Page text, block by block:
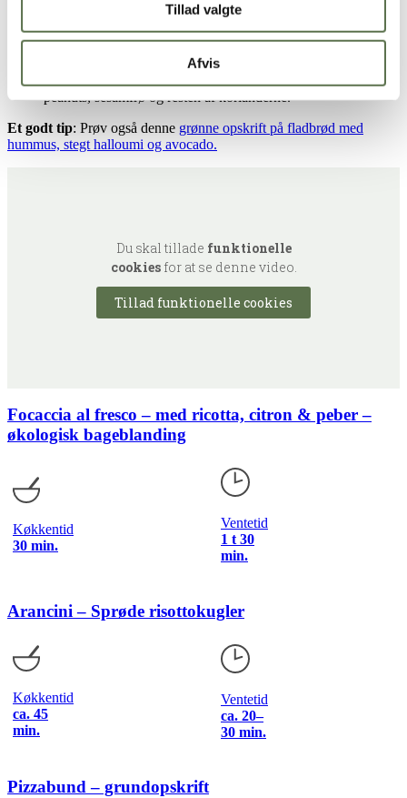
Tillad valgte
Afvis
Kog nudlerne i letsaltet vand i ca. 1 minut mindre end anvist
på pakken.
forårsløg og halvdelen af korianderne.
Kom limesaft ud over, og anret i en skål med gomadressing,
peanuts, sesamfrø og resten af korianderne.
Et godt tip: Prøv også denne grønne opskrift på fladbrød med
hummus, stegt halloumi og avocado.
Du skal tillade funktionelle
cookiesfor at se denne video.
Tillad funktionelle cookies
Focaccia al fresco – med ricotta, citron & peber –
økologisk bageblanding
Køkkentid
30 min.
Ventetid
1 t 30
min.
Arancini – Sprøde risottokugler
Køkkentid
ca. 45
min.
Ventetid
ca. 20–
30 min.
Pizzabund – grundopskrift